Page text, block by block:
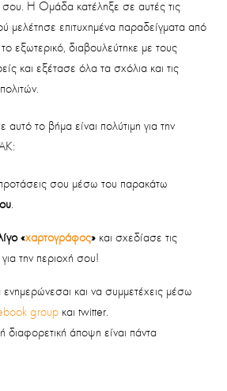
σου. Η Ομάδα κατέληξε σε αυτές τις
μελέτησε επιτυχημένα παραδείγματα από
εξωτερικό, διαβουλεύτηκε με τους
και εξέτασε όλα τα σχόλια και τις
αυτό το βήμα είναι πολύτιμη για την
σου μέσω του παρακάτω
.
«χαρτογράφος» και σχεδίασε τις
την περιοχή σου!
και να συμμετέχεις μέσω
group και twitter.
διαφορετική άποψη είναι πάντα